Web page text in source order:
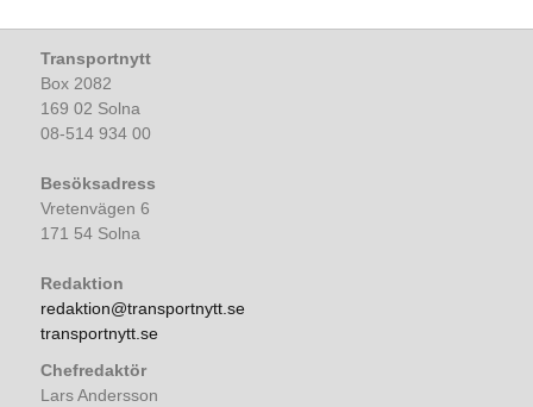
Transportnytt
Box 2082
169 02 Solna
08-514 934 00
Besöksadress
Vretenvägen 6
171 54 Solna
Redaktion
redaktion@transportnytt.se
transportnytt.se
Chefredaktör
Lars Andersson